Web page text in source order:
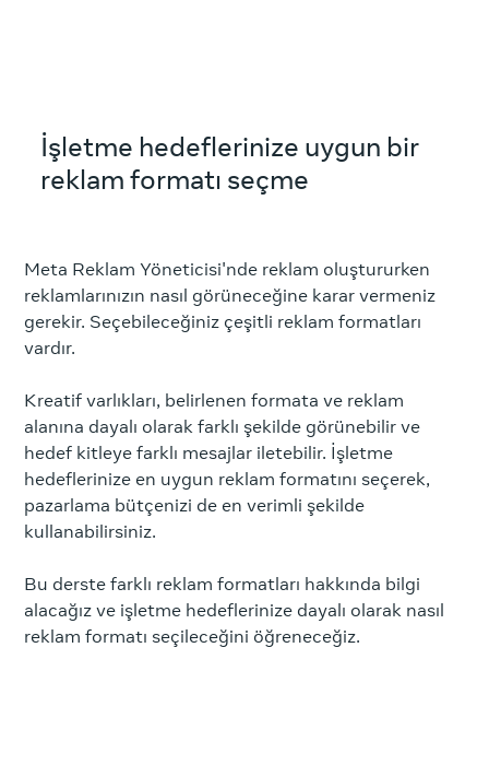
İşletme hedeflerinize uygun bir
reklam formatı seçme
Meta Reklam Yöneticisi'nde reklam oluştururken
reklamlarınızın nasıl görüneceğine karar vermeniz
gerekir. Seçebileceğiniz çeşitli reklam formatları
vardır.
Kreatif varlıkları, belirlenen formata ve reklam
alanına dayalı olarak farklı şekilde görünebilir ve
hedef kitleye farklı mesajlar iletebilir. İşletme
hedeflerinize en uygun reklam formatını seçerek,
pazarlama bütçenizi de en verimli şekilde
kullanabilirsiniz.
Bu derste farklı reklam formatları hakkında bilgi
alacağız ve işletme hedeflerinize dayalı olarak nasıl
reklam formatı seçileceğini öğreneceğiz.